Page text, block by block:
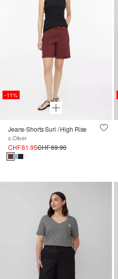
-11%
Jeans-Shorts Suri / High Rise
s.Oliver
CHF 61.95CHF 69.90